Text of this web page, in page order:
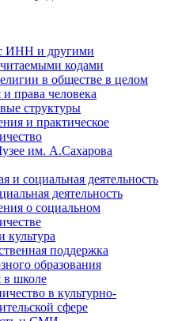
ИНН и другими
кодами
в обществе в целом
права человека
структуры
и практическое
им. А.Сахарова
и социальная деятельность
деятельность
о социальном
культура
поддержка
образования
в школе
в культурно-
сфере